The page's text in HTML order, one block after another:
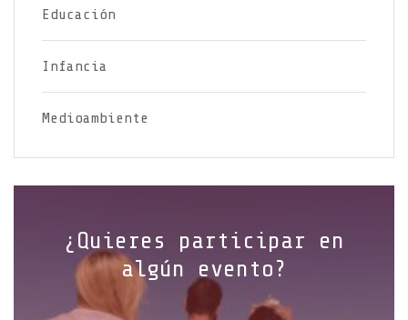
Educación
Infancia
Medioambiente
¿Quieres participar en
algún evento?